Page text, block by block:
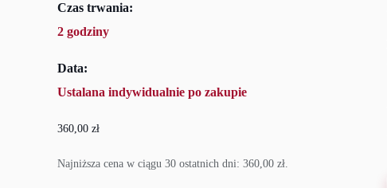
Czas trwania:
2 godziny
Data:
Ustalana indywidualnie po zakupie
360,00 zł
Najniższa cena w ciągu 30 ostatnich dni: 360,00 zł.